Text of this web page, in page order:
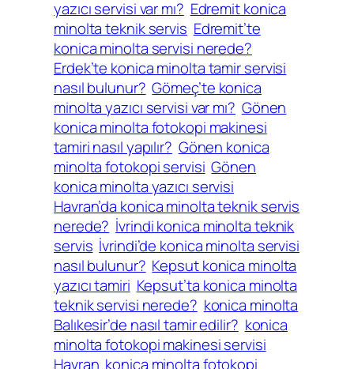
yazıcı servisi var mı? Edremit konica
minolta teknik servis Edremit’te
konica minolta servisi nerede?
Erdek’te konica minolta tamir servisi
nasıl bulunur? Gömeç’te konica
minolta yazıcı servisi var mı? Gönen
konica minolta fotokopi makinesi
tamiri nasıl yapılır? Gönen konica
minolta fotokopi servisi Gönen
konica minolta yazıcı servisi
Havran’da konica minolta teknik servis
nerede? İvrindi konica minolta teknik
servis İvrindi’de konica minolta servisi
nasıl bulunur? Kepsut konica minolta
yazıcı tamiri Kepsut’ta konica minolta
teknik servisi nerede? konica minolta
Balıkesir’de nasıl tamir edilir? konica
minolta fotokopi makinesi servisi
Havran konica minolta fotokopi